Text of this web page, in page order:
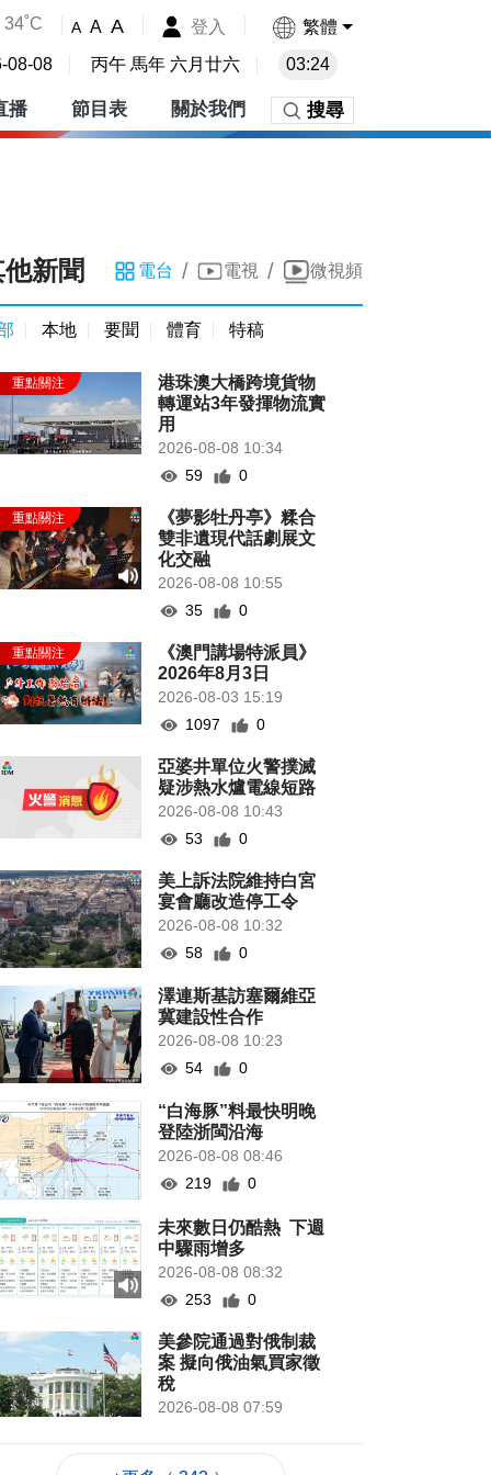
34˚C A A A 登入 繁體
08-08 丙午 馬年 六月廿六 03:24
播 節目表 關於我們 搜尋
新聞 電台 / 電視 / 微視頻
本地 要聞 體育 特稿
港珠澳大橋跨境貨物
轉運站3年發揮物流實
用
2026-08-08 10:34
59
0
《夢影牡丹亭》糅合
雙非遺現代話劇展文
化交融
2026-08-08 10:55
35
0
《澳門講場特派員》
2026年8月3日
2026-08-03 15:19
1097
0
亞婆井單位火警撲滅
疑涉熱水爐電線短路
2026-08-08 10:43
53
0
美上訴法院維持白宮
宴會廳改造停工令
2026-08-08 10:32
58
0
澤連斯基訪塞爾維亞
冀建設性合作
2026-08-08 10:23
54
0
“白海豚”料最快明晚
登陸浙閩沿海
2026-08-08 08:46
219
0
未來數日仍酷熱 下週
中驟雨增多
2026-08-08 08:32
253
0
美參院通過對俄制裁
案 擬向俄油氣買家徵
稅
2026-08-08 07:59